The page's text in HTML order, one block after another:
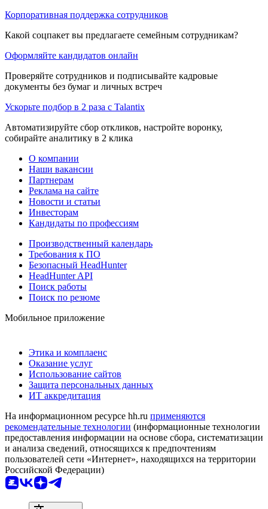
Корпоративная поддержка сотрудников
Какой соцпакет вы предлагаете семейным сотрудникам?
Оформляйте кандидатов онлайн
Проверяйте сотрудников и подписывайте кадровые
документы без бумаг и личных встреч
Ускорьте подбор в 2 раза с Talantix
Автоматизируйте сбор откликов, настройте воронку,
собирайте аналитику в 2 клика
О компании
Наши вакансии
Партнерам
Реклама на сайте
Новости и статьи
Инвесторам
Кандидаты по профессиям
Производственный календарь
Требования к ПО
Безопасный HeadHunter
HeadHunter API
Поиск работы
Поиск по резюме
Мобильное приложение
Этика и комплаенс
Оказание услуг
Использование сайтов
Защита персональных данных
ИТ аккредитация
На информационном ресурсе hh.ru применяются
рекомендательные технологии (информационные технологии
предоставления информации на основе сбора, систематизации
и анализа сведений, относящихся к предпочтениям
пользователей сети «Интернет», находящихся на территории
Российской Федерации)